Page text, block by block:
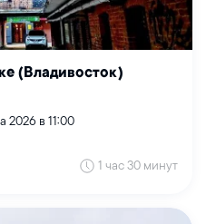
(Владивосток)
2026 в 11:00
1 час 30 минут